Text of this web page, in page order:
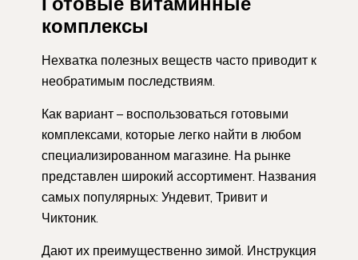
комплексы
Нехватка полезных веществ часто приводит к
необратимым последствиям.
Как вариант – воспользоваться готовыми
комплексами, которые легко найти в любом
специализированном магазине. На рынке
представлен широкий ассортимент. Названия
самых популярных: Ундевит, Тривит и
Чиктоник.
Дают их преимущественно зимой. Инструкция